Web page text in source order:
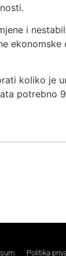
i
ekonomske
koliko je
potrebno
Politika